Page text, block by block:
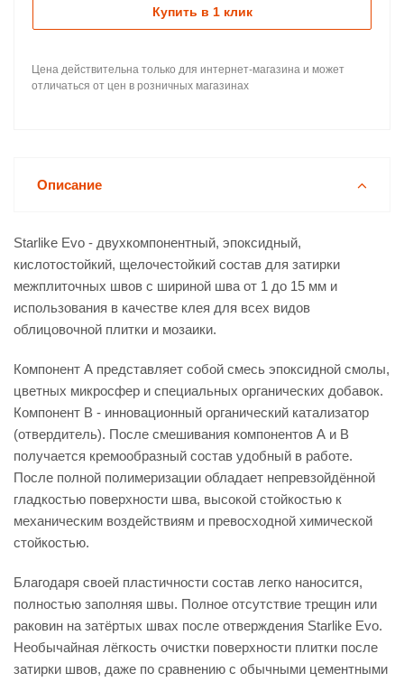
Купить в 1 клик
Цена действительна только для интернет-магазина и может
отличаться от цен в розничных магазинах
Описание
Starlike Evo - двухкомпонентный, эпоксидный,
кислотостойкий, щелочестойкий состав для затирки
межплиточных швов с шириной шва от 1 до 15 мм и
использования в качестве клея для всех видов
облицовочной плитки и мозаики.
Компонент А представляет собой смесь эпоксидной смолы,
цветных микросфер и специальных органических добавок.
Компонент В - инновационный органический катализатор
(отвердитель). После смешивания компонентов А и В
получается кремообразный состав удобный в работе.
После полной полимеризации обладает непревзойдённой
гладкостью поверхности шва, высокой стойкостью к
механическим воздействиям и превосходной химической
стойкостью.
Благодаря своей пластичности состав легко наносится,
полностью заполняя швы. Полное отсутствие трещин или
раковин на затёртых швах после отверждения Starlike Evo.
Необычайная лёгкость очистки поверхности плитки после
затирки швов, даже по сравнению с обычными цементными